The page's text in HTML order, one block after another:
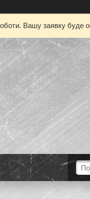
Вашу заявку